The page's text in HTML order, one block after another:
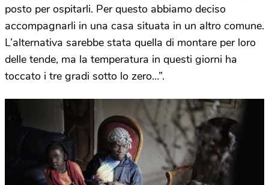
posto per ospitarli. Per questo abbiamo deciso
accompagnarli in una casa situata in un altro comune.
L’alternativa sarebbe stata quella di montare per loro
delle tende, ma la temperatura in questi giorni ha
toccato i tre gradi sotto lo zero…”.